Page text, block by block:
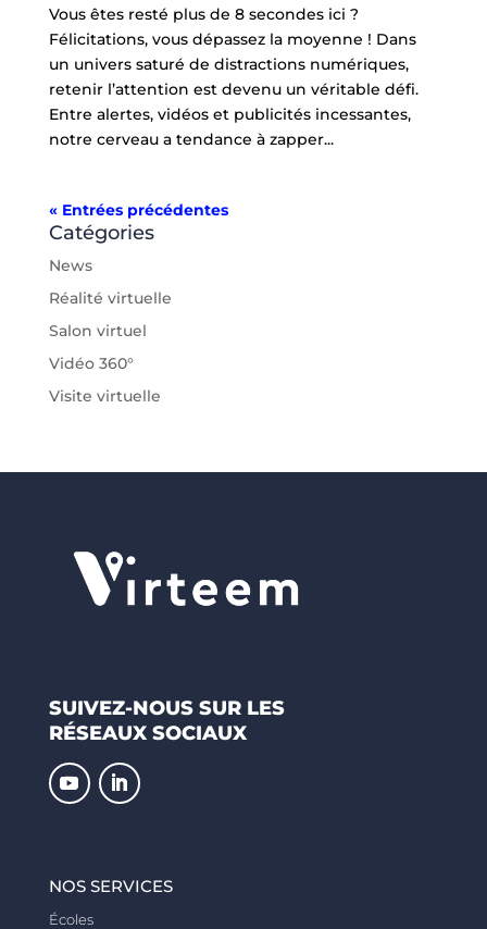
Vous êtes resté plus de 8 secondes ici ?
Félicitations, vous dépassez la moyenne ! Dans
un univers saturé de distractions numériques,
retenir l’attention est devenu un véritable défi.
Entre alertes, vidéos et publicités incessantes,
notre cerveau a tendance à zapper...
« Entrées précédentes
Catégories
News
Réalité virtuelle
Salon virtuel
Vidéo 360°
Visite virtuelle
SUIVEZ-NOUS SUR LES
RÉSEAUX SOCIAUX
NOS SERVICES
Écoles